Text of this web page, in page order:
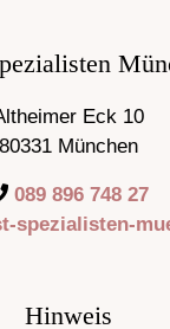
Eck 10
80331 München
089 896 748 27
spezialisten-
Hinweis